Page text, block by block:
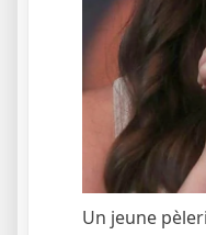
Un jeune